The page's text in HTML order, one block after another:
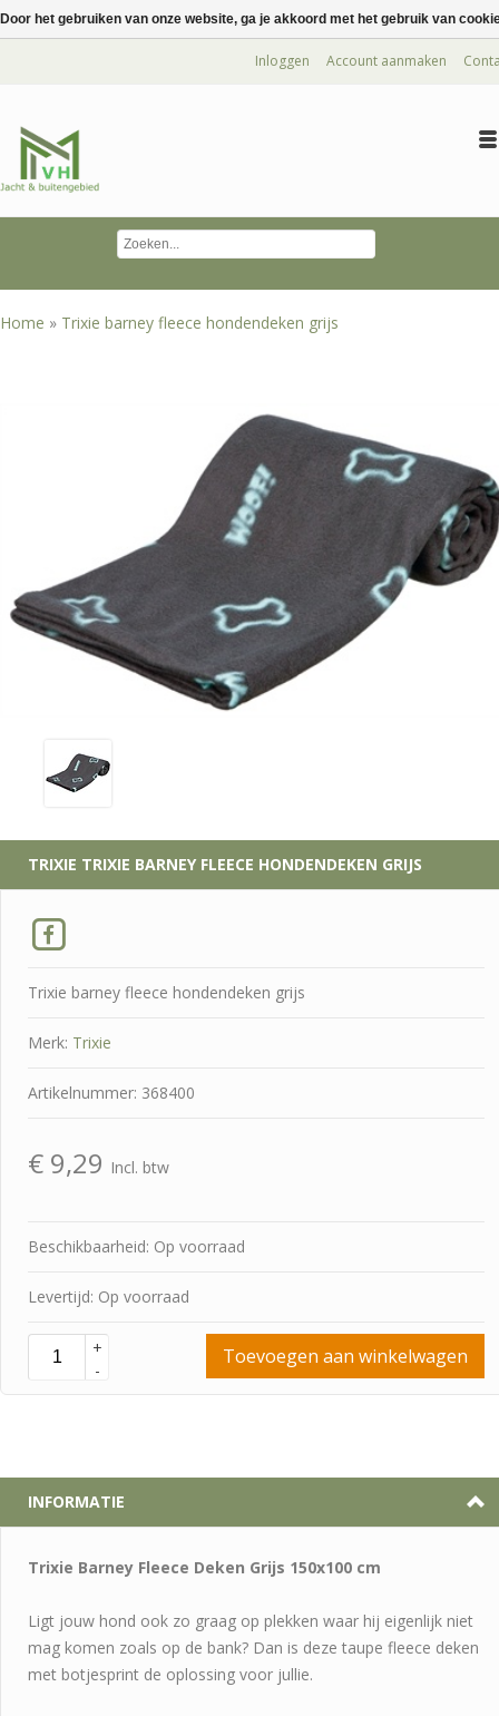
Inloggen Account aanmaken
Home » Trixie barney fleece hondendeken grijs
TRIXIE TRIXIE BARNEY FLEECE HONDENDEKEN GRIJS
Trixie barney fleece hondendeken grijs
Merk: Trixie
Artikelnummer: 368400
€ 9,29 Incl. btw
Beschikbaarheid: Op voorraad
Levertijd: Op voorraad
+
-
Toevoegen aan winkelwagen
INFORMATIE
Trixie Barney Fleece Deken Grijs 150x100 cm
Ligt jouw hond ook zo graag op plekken waar hij eigenlijk niet
mag komen zoals op de bank? Dan is deze taupe fleece deken
met botjesprint de oplossing voor jullie.
Door het gebruiken van onze website, ga je akkoord met het gebruik van